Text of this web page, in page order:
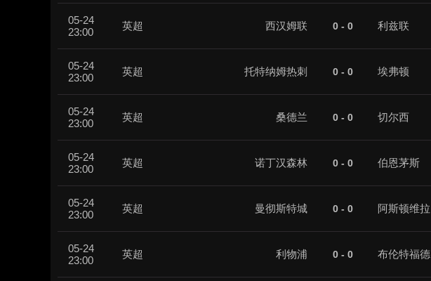
05-24
23:00
英超 西汉姆联 0 - 0 利兹联
05-24
23:00
英超 托特纳姆热刺 0 - 0 埃弗顿
05-24
23:00
英超 桑德兰 0 - 0 切尔西
05-24
23:00
英超 诺丁汉森林 0 - 0 伯恩茅斯
05-24
23:00
英超 曼彻斯特城 0 - 0 阿斯顿维拉
05-24
23:00
英超 利物浦 0 - 0 布伦特福德